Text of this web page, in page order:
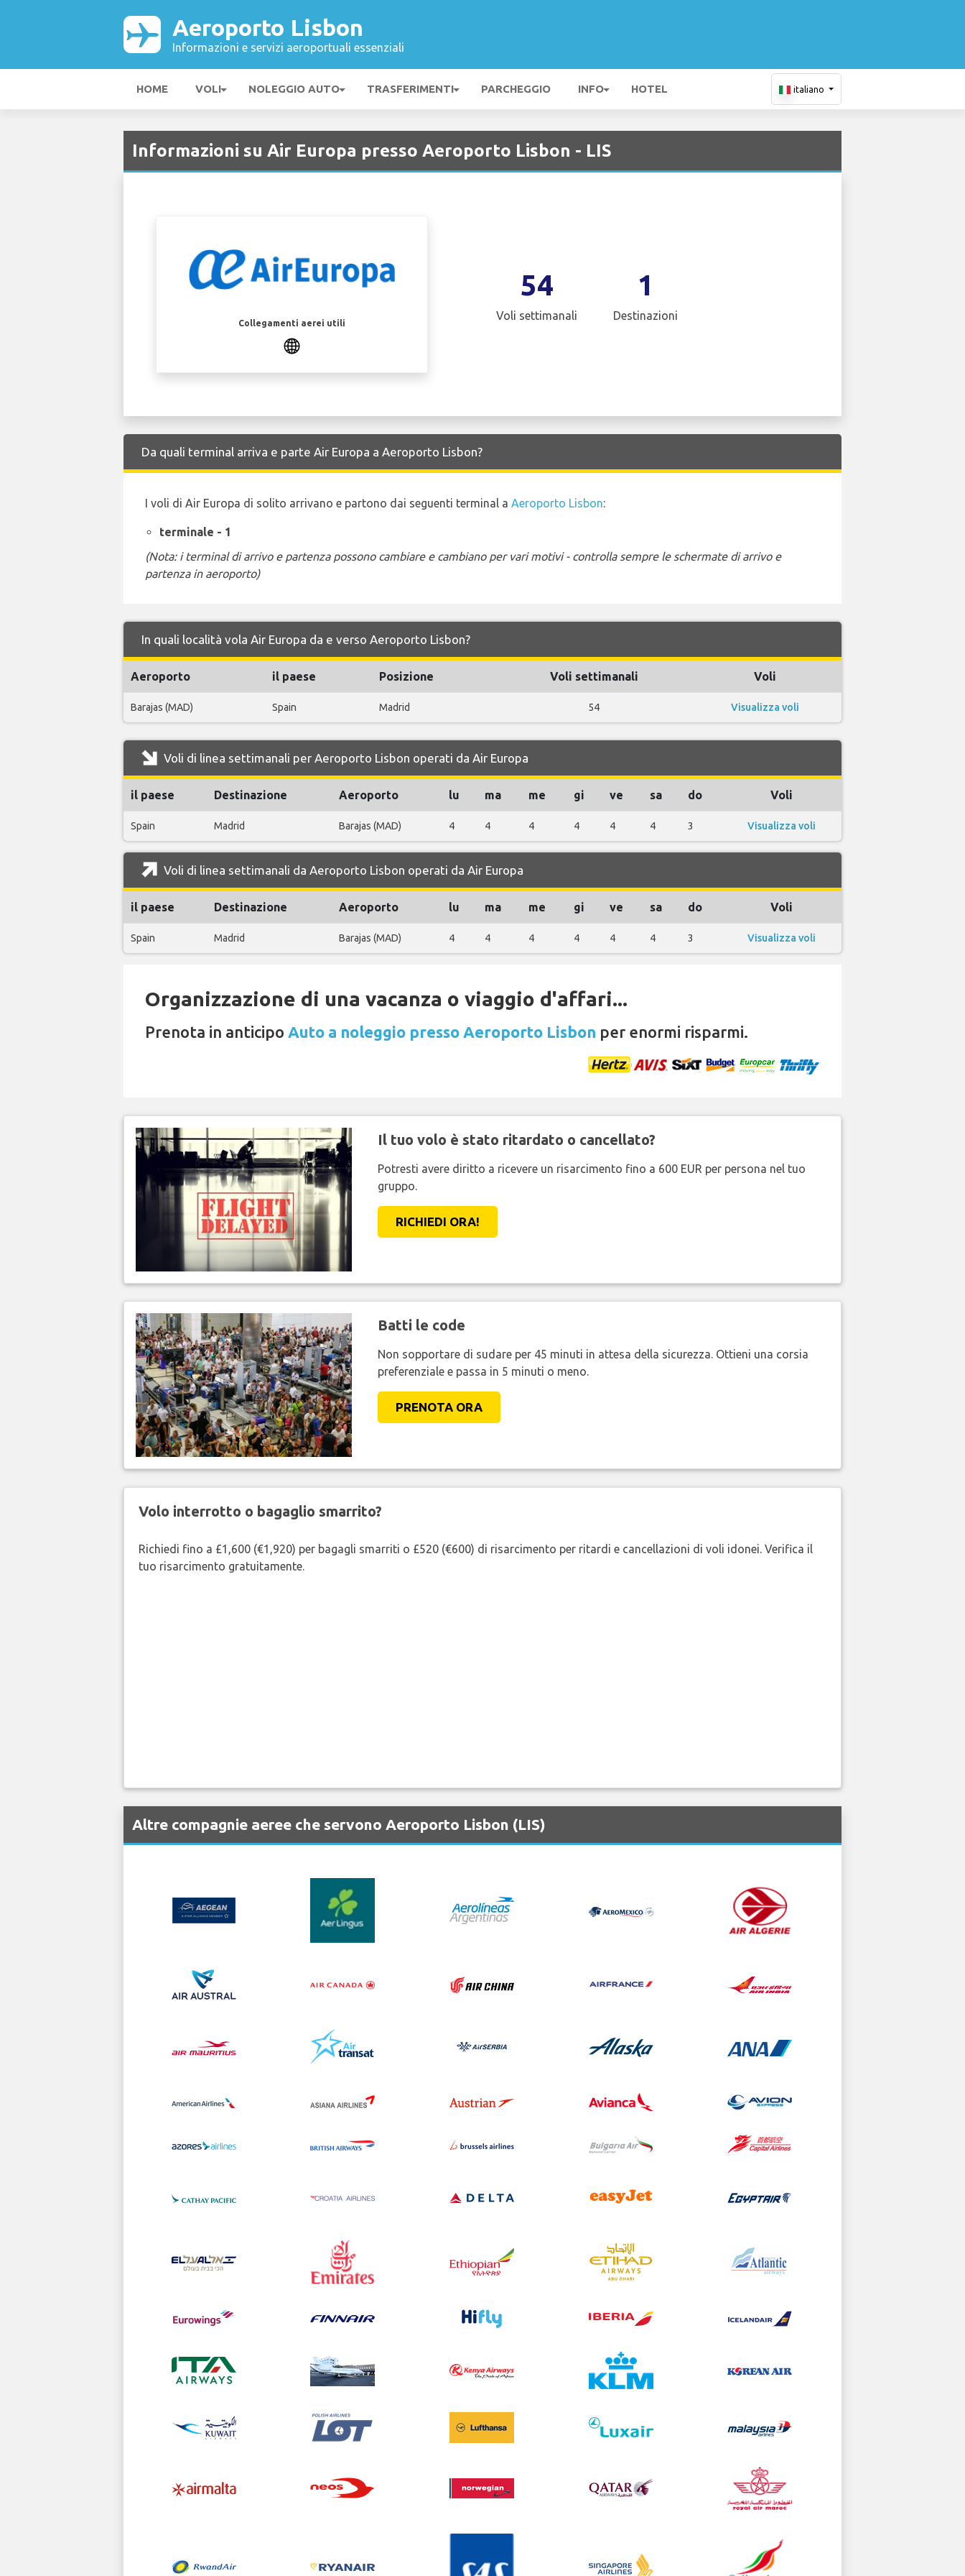
Aeroporto Lisbon
Informazioni e servizi aeroportuali essenziali
HOME VOLI NOLEGGIO AUTO TRASFERIMENTI PARCHEGGIO INFO HOTEL italiano
Informazioni su Air Europa presso Aeroporto Lisbon - LIS
Collegamenti aerei utili
54
Voli settimanali
1
Destinazioni
Da quali terminal arriva e parte Air Europa a Aeroporto Lisbon?
I voli di Air Europa di solito arrivano e partono dai seguenti terminal a Aeroporto Lisbon:
terminale - 1
(Nota: i terminal di arrivo e partenza possono cambiare e cambiano per vari motivi - controlla sempre le schermate di arrivo e
partenza in aeroporto)
In quali località vola Air Europa da e verso Aeroporto Lisbon?
Aeroporto il paese Posizione Voli settimanali Voli
Barajas (MAD) Spain Madrid 54 Visualizza voli
Voli di linea settimanali per Aeroporto Lisbon operati da Air Europa
il paese Destinazione Aeroporto lu ma me gi ve sa do Voli
Spain Madrid Barajas (MAD) 4 4 4 4 4 4 3 Visualizza voli
Voli di linea settimanali da Aeroporto Lisbon operati da Air Europa
il paese Destinazione Aeroporto lu ma me gi ve sa do Voli
Spain Madrid Barajas (MAD) 4 4 4 4 4 4 3 Visualizza voli
Organizzazione di una vacanza o viaggio d'affari...
Prenota in anticipo Auto a noleggio presso Aeroporto Lisbon per enormi risparmi.
Il tuo volo è stato ritardato o cancellato?
Potresti avere diritto a ricevere un risarcimento fino a 600 EUR per persona nel tuo
gruppo.
RICHIEDI ORA!
Batti le code
Non sopportare di sudare per 45 minuti in attesa della sicurezza. Ottieni una corsia
preferenziale e passa in 5 minuti o meno.
PRENOTA ORA
Volo interrotto o bagaglio smarrito?
Richiedi fino a £1,600 (€1,920) per bagagli smarriti o £520 (€600) di risarcimento per ritardi e cancellazioni di voli idonei. Verifica il
tuo risarcimento gratuitamente.
Altre compagnie aeree che servono Aeroporto Lisbon (LIS)